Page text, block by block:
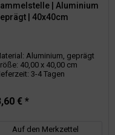
| Aluminium
| 40x40cm
Aluminium, geprägt
40,00 x 40,00 cm
3-4 Tagen
€ *
Auf den Merkzettel